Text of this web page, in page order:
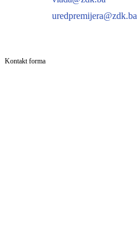
uredpremijera@zdk.ba
Kontakt forma